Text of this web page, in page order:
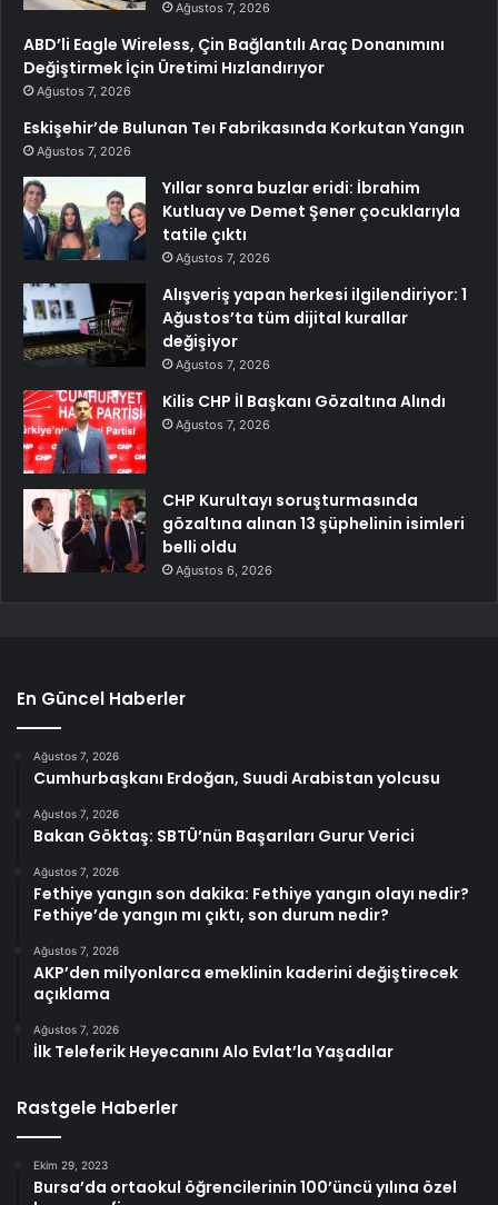
Ağustos 7, 2026
ABD’li Eagle Wireless, Çin Bağlantılı Araç Donanımını
Değiştirmek İçin Üretimi Hızlandırıyor
Ağustos 7, 2026
Eskişehir’de Bulunan Teı Fabrikasında Korkutan Yangın
Ağustos 7, 2026
Yıllar sonra buzlar eridi: İbrahim
Kutluay ve Demet Şener çocuklarıyla
tatile çıktı
Ağustos 7, 2026
Alışveriş yapan herkesi ilgilendiriyor: 1
Ağustos’ta tüm dijital kurallar
değişiyor
Ağustos 7, 2026
Kilis CHP İl Başkanı Gözaltına Alındı
Ağustos 7, 2026
CHP Kurultayı soruşturmasında
gözaltına alınan 13 şüphelinin isimleri
belli oldu
Ağustos 6, 2026
En Güncel Haberler
Ağustos 7, 2026
Cumhurbaşkanı Erdoğan, Suudi Arabistan yolcusu
Ağustos 7, 2026
Bakan Göktaş: SBTÜ’nün Başarıları Gurur Verici
Ağustos 7, 2026
Fethiye yangın son dakika: Fethiye yangın olayı nedir?
Fethiye’de yangın mı çıktı, son durum nedir?
Ağustos 7, 2026
AKP’den milyonlarca emeklinin kaderini değiştirecek
açıklama
Ağustos 7, 2026
İlk Teleferik Heyecanını Alo Evlat’la Yaşadılar
Rastgele Haberler
Ekim 29, 2023
Bursa’da ortaokul öğrencilerinin 100’üncü yılına özel